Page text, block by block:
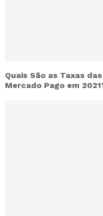
Quais São as Taxas
Mercado Pago em